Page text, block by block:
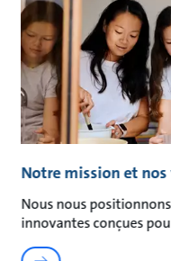
Notre mission et nos
Nous nous
innovantes conçues